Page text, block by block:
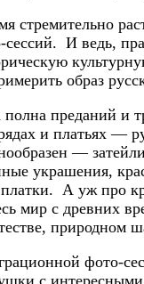
стремительно
сессий. И ведь,
образ
полна преданий и
и платьях —
—
украшения,
А уж про
мир с древних
природном
фото-